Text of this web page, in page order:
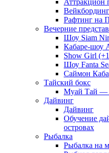
Аттракцион
Вейкбординг
Рафтинг на
Вечерние
Шоу Siam
Кабаре-шоу
Show Girl
Шоу Fanta
Саймон
Тайский бокс
Муай Тай —
Дайвинг
Дайвинг
Обучение
островах
Рыбалка
Рыбалка на